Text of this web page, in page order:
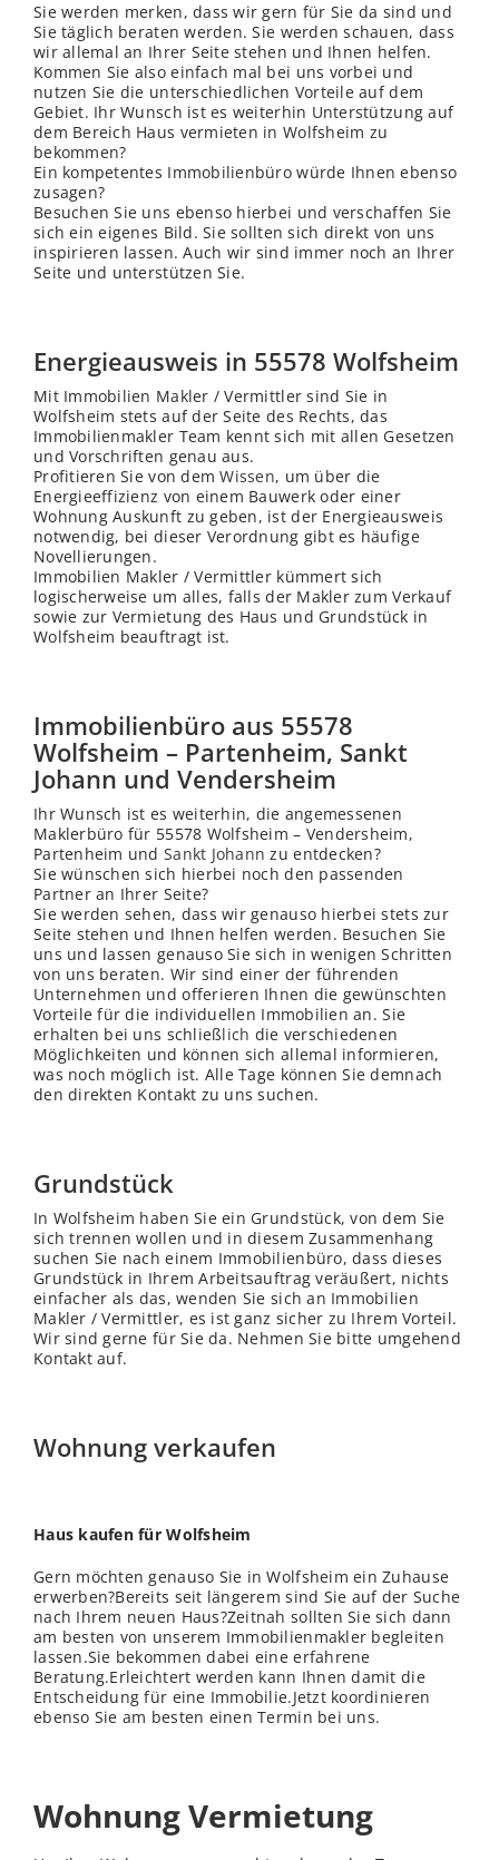
Sie werden merken, dass wir gern für Sie da sind und
Sie täglich beraten werden. Sie werden schauen, dass
wir allemal an Ihrer Seite stehen und Ihnen helfen.
Kommen Sie also einfach mal bei uns vorbei und
nutzen Sie die unterschiedlichen Vorteile auf dem
Gebiet. Ihr Wunsch ist es weiterhin Unterstützung auf
dem Bereich Haus vermieten in Wolfsheim zu
bekommen?
Ein kompetentes Immobilienbüro würde Ihnen ebenso
zusagen?
Besuchen Sie uns ebenso hierbei und verschaffen Sie
sich ein eigenes Bild. Sie sollten sich direkt von uns
inspirieren lassen. Auch wir sind immer noch an Ihrer
Seite und unterstützen Sie.
Energieausweis in 55578 Wolfsheim
Mit Immobilien Makler / Vermittler sind Sie in
Wolfsheim stets auf der Seite des Rechts, das
Immobilienmakler Team kennt sich mit allen Gesetzen
und Vorschriften genau aus.
Profitieren Sie von demWissen, um über die
Energieeffizienz von einem Bauwerk oder einer
Wohnung Auskunft zu geben, ist der Energieausweis
notwendig, bei dieser Verordnung gibt es häufige
Novellierungen.
Immobilien Makler / Vermittler kümmert sich
logischerweise um alles, falls der Makler zum Verkauf
sowie zur Vermietung des Haus und Grundstück in
Wolfsheim beauftragt ist.
Immobilienbüro aus 55578
Wolfsheim – Partenheim, Sankt
Johann und Vendersheim
Ihr Wunsch ist es weiterhin, die angemessenen
Maklerbüro für 55578 Wolfsheim – Vendersheim,
Partenheim undSankt Johann zu entdecken?
Sie wünschen sich hierbei noch den passenden
Partner an Ihrer Seite?
Sie werden sehen, dass wir genauso hierbei stets zur
Seite stehen und Ihnen helfen werden. Besuchen Sie
uns und lassen genauso Sie sich in wenigen Schritten
von uns beraten. Wir sind einer der führenden
Unternehmen und offerieren Ihnen die gewünschten
Vorteile für die individuellen Immobilien an. Sie
erhalten bei uns schließlich die verschiedenen
Möglichkeiten und können sich allemal informieren,
was noch möglich ist. Alle Tage können Sie demnach
den direkten Kontakt zu uns suchen.
Grundstück
In Wolfsheim haben Sie ein Grundstück, von dem Sie
sich trennen wollen und in diesem Zusammenhang
suchen Sie nach einem Immobilienbüro, dass dieses
Grundstück in Ihrem Arbeitsauftrag veräußert, nichts
einfacher als das, wenden Sie sich an Immobilien
Makler / Vermittler, es ist ganz sicher zu Ihrem Vorteil.
Wir sind gerne für Sie da. Nehmen Sie bitte umgehend
Kontakt auf.
Wohnung verkaufen
Haus kaufen für Wolfsheim
Gern möchten genauso Sie in Wolfsheim ein Zuhause
erwerben?Bereits seit längerem sind Sie auf der Suche
nach Ihrem neuen Haus?Zeitnah sollten Sie sich dann
am besten von unserem Immobilienmakler begleiten
lassen.Sie bekommen dabei eine erfahrene
Beratung.Erleichtert werden kann Ihnen damit die
Entscheidung für eine Immobilie.Jetzt koordinieren
ebenso Sie am besten einen Termin bei uns.
Wohnung Vermietung